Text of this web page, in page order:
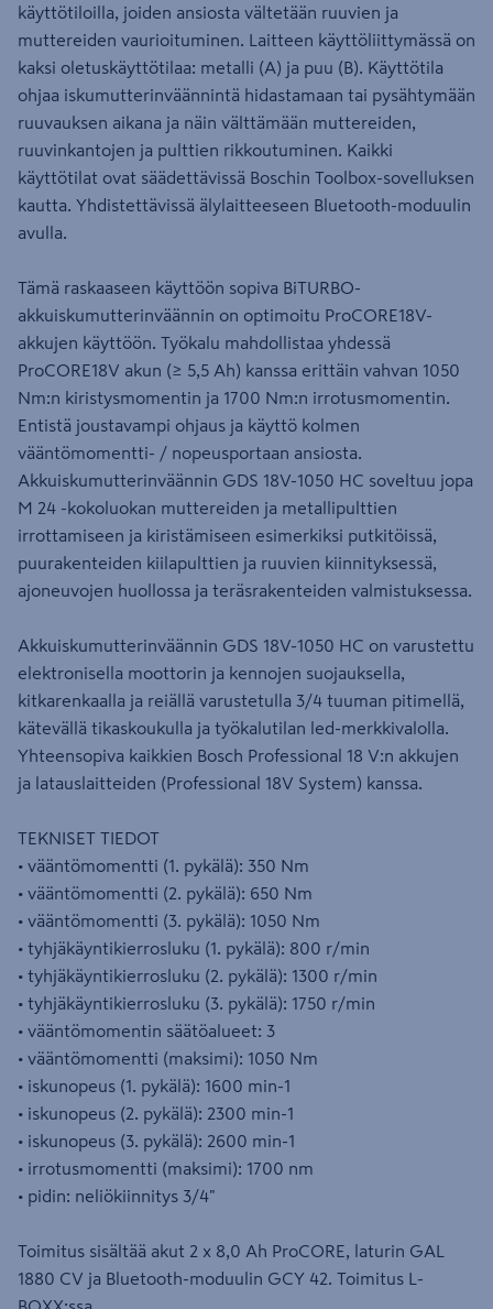
käyttötiloilla, joiden ansiosta vältetään ruuvien ja
muttereiden vaurioituminen. Laitteen käyttöliittymässä on
kaksi oletuskäyttötilaa: metalli (A) ja puu (B). Käyttötila
ohjaa iskumutterinväännintä hidastamaan tai pysähtymään
ruuvauksen aikana ja näin välttämään muttereiden,
ruuvinkantojen ja pulttien rikkoutuminen. Kaikki
käyttötilat ovat säädettävissä Boschin Toolbox-sovelluksen
kautta. Yhdistettävissä älylaitteeseen Bluetooth-moduulin
avulla.
Tämä raskaaseen käyttöön sopiva BiTURBO-
akkuiskumutterinväännin on optimoitu ProCORE18V-
akkujen käyttöön. Työkalu mahdollistaa yhdessä
ProCORE18V akun (≥ 5,5 Ah) kanssa erittäin vahvan 1050
Nm:n kiristysmomentin ja 1700 Nm:n irrotusmomentin.
Entistä joustavampi ohjaus ja käyttö kolmen
vääntömomentti- / nopeusportaan ansiosta.
Akkuiskumutterinväännin GDS 18V-1050 HC soveltuu jopa
M 24 -kokoluokan muttereiden ja metallipulttien
irrottamiseen ja kiristämiseen esimerkiksi putkitöissä,
puurakenteiden kiilapulttien ja ruuvien kiinnityksessä,
ajoneuvojen huollossa ja teräsrakenteiden valmistuksessa.
Akkuiskumutterinväännin GDS 18V-1050 HC on varustettu
elektronisella moottorin ja kennojen suojauksella,
kitkarenkaalla ja reiällä varustetulla 3/4 tuuman pitimellä,
kätevällä tikaskoukulla ja työkalutilan led-merkkivalolla.
Yhteensopiva kaikkien Bosch Professional 18 V:n akkujen
ja latauslaitteiden (Professional 18V System) kanssa.
TEKNISET TIEDOT
• vääntömomentti (1. pykälä): 350 Nm
• vääntömomentti (2. pykälä): 650 Nm
• vääntömomentti (3. pykälä): 1050 Nm
• tyhjäkäyntikierrosluku (1. pykälä): 800 r/min
• tyhjäkäyntikierrosluku (2. pykälä): 1300 r/min
• tyhjäkäyntikierrosluku (3. pykälä): 1750 r/min
• vääntömomentin säätöalueet: 3
• vääntömomentti (maksimi): 1050 Nm
• iskunopeus (1. pykälä): 1600 min-1
• iskunopeus (2. pykälä): 2300 min-1
• iskunopeus (3. pykälä): 2600 min-1
• irrotusmomentti (maksimi): 1700 nm
• pidin: neliökiinnitys 3/4"
Toimitus sisältää akut 2 x 8,0 Ah ProCORE, laturin GAL
1880 CV ja Bluetooth-moduulin GCY 42. Toimitus L-